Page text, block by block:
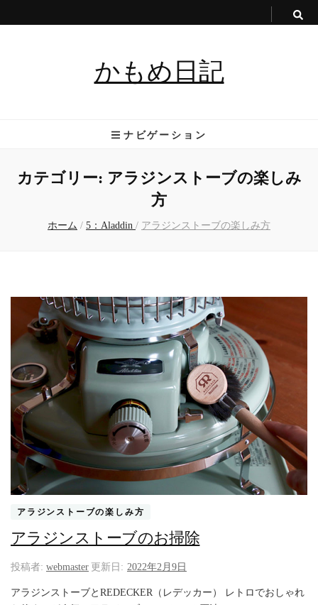
かもめ日記
ナビゲーション
カテゴリー: アラジンストーブの楽しみ
方
ホーム / 5：Aladdin / アラジンストーブの楽しみ方
アラジンストーブの楽しみ方
アラジンストーブのお掃除
投稿者: webmaster 更新日: 2022年2月9日
アラジンストーブとREDECKER（レデッカー） レトロでおしゃれ